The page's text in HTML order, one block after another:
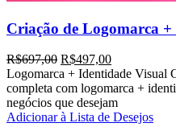
Criação de Logomarca
R$697,00 R$497,00
Logomarca + Identidade Visual
completa com logomarca +
negócios que desejam
Adicionar à Lista de Desejos